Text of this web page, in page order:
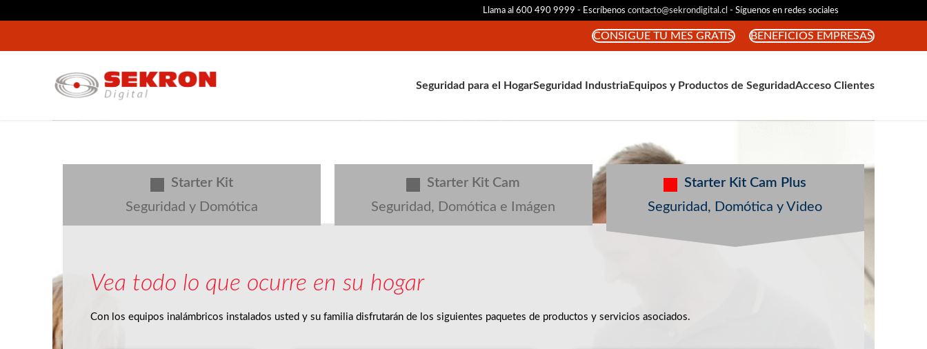
Llama al 600 490 9999 - Escríbenos contacto@sekrondigital.cl - Síguenos en redes sociales
CONSIGUE TU MES GRATIS BENEFICIOS EMPRESAS
Seguridad para el HogarSeguridad IndustriaEquipos y Productos de SeguridadAcceso Clientes
Starter Kit
Seguridad y Domótica
Starter Kit Cam
Seguridad, Domótica e Imágen
Starter Kit Cam Plus
Seguridad, Domótica y Video
Vea todo lo que ocurre en su hogar
Con los equipos inalámbricos instalados usted y su familia disfrutarán de los siguientes paquetes de productos y servicios asociados.